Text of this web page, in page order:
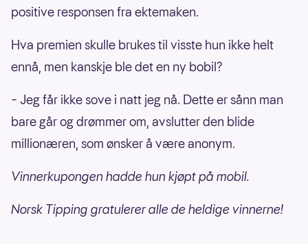
positive responsen fra ektemaken.
Hva premien skulle brukes til visste hun ikke helt
ennå, men kanskje ble det en ny bobil?
– Jeg får ikke sove i natt jeg nå. Dette er sånn man
bare går og drømmer om, avslutter den blide
millionæren, som ønsker å være anonym.
Vinnerkupongen hadde hun kjøpt på mobil.
Norsk Tipping gratulerer alle de heldige vinnerne!